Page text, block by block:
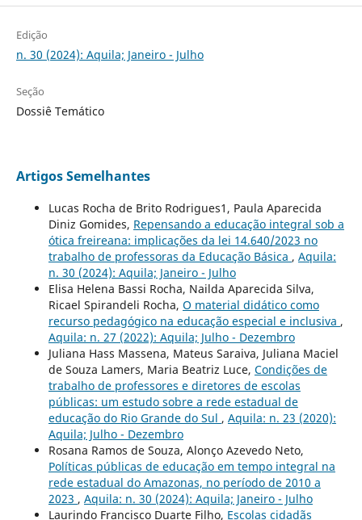
Edição
n. 30 (2024): Aquila; Janeiro - Julho
Seção
Dossiê Temático
Artigos Semelhantes
Lucas Rocha de Brito Rodrigues1, Paula Aparecida
Diniz Gomides, Repensando a educação integral sob a
ótica freireana: implicações da lei 14.640/2023 no
trabalho de professoras da Educação Básica , Aquila:
n. 30 (2024): Aquila; Janeiro - Julho
Elisa Helena Bassi Rocha, Nailda Aparecida Silva,
Ricael Spirandeli Rocha, O material didático como
recurso pedagógico na educação especial e inclusiva ,
Aquila: n. 27 (2022): Aquila; Julho - Dezembro
Juliana Hass Massena, Mateus Saraiva, Juliana Maciel
de Souza Lamers, Maria Beatriz Luce, Condições de
trabalho de professores e diretores de escolas
públicas: um estudo sobre a rede estadual de
educação do Rio Grande do Sul , Aquila: n. 23 (2020):
Aquila; Julho - Dezembro
Rosana Ramos de Souza, Alonço Azevedo Neto,
Políticas públicas de educação em tempo integral na
rede estadual do Amazonas, no período de 2010 a
2023 , Aquila: n. 30 (2024): Aquila; Janeiro - Julho
Laurindo Francisco Duarte Filho, Escolas cidadãs